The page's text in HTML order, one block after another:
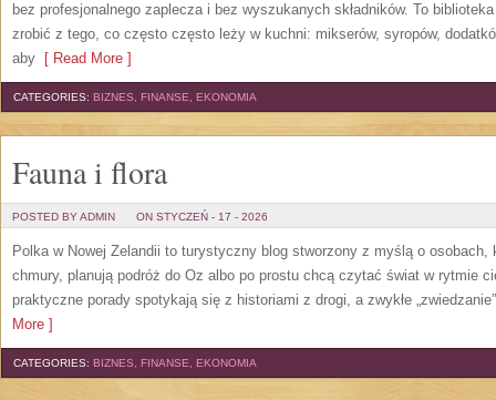
bez profesjonalnego zaplecza i bez wyszukanych składników. To
zrobić z tego, co często często leży w kuchni: mikserów, syropów,
aby [ Read More ]
CATEGORIES: BIZNES, FINANSE, EKONOMIA
Fauna i flora
POSTED BY ADMIN ON STYCZEŃ - 17 - 2026
Polka w Nowej Zelandii to turystyczny blog stworzony z myślą o osobach,
chmury, planują podróż do Oz albo po prostu chcą czytać świat w rytmie
praktyczne porady spotykają się z historiami z drogi, a zwykłe
More ]
CATEGORIES: BIZNES, FINANSE, EKONOMIA